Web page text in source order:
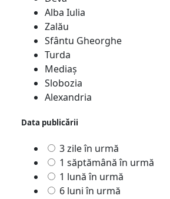
Alba Iulia
Zalău
Sfântu Gheorghe
Turda
Mediaş
Slobozia
Alexandria
Data publicării
3 zile în urmă
1 săptămână în urmă
1 lună în urmă
6 luni în urmă